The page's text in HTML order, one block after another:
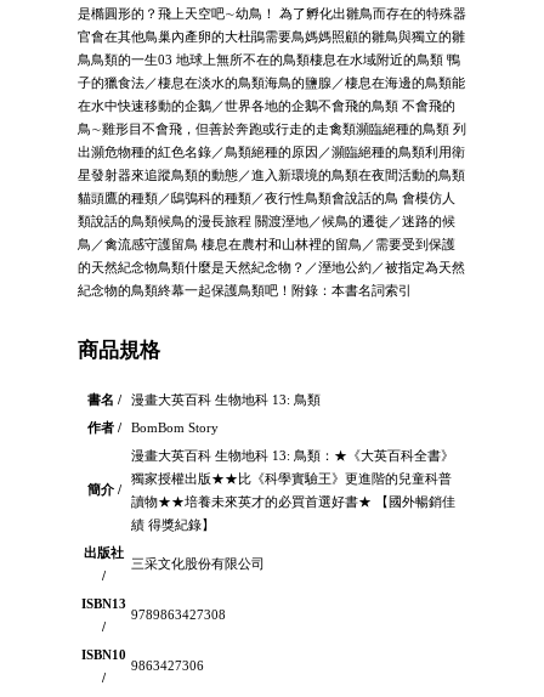
是橢圓形的？飛上天空吧∼幼鳥！ 為了孵化出雛鳥而存在的特殊器
官會在其他鳥巢內產卵的大杜鵑需要鳥媽媽照顧的雛鳥與獨立的雛
鳥鳥類的一生03 地球上無所不在的鳥類棲息在水域附近的鳥類 鴨
子的獵食法／棲息在淡水的鳥類海鳥的鹽腺／棲息在海邊的鳥類能
在水中快速移動的企鵝／世界各地的企鵝不會飛的鳥類 不會飛的
鳥∼雞形目不會飛，但善於奔跑或行走的走禽類瀕臨絕種的鳥類 列
出瀕危物種的紅色名錄／鳥類絕種的原因／瀕臨絕種的鳥類利用衛
星發射器來追蹤鳥類的動態／進入新環境的鳥類在夜間活動的鳥類
貓頭鷹的種類／鴟鴞科的種類／夜行性鳥類會說話的鳥 會模仿人
類說話的鳥類候鳥的漫長旅程 關渡溼地／候鳥的遷徙／迷路的候
鳥／禽流感守護留鳥 棲息在農村和山林裡的留鳥／需要受到保護
的天然紀念物鳥類什麼是天然紀念物？／溼地公約／被指定為天然
紀念物的鳥類終幕一起保護鳥類吧！附錄：本書名詞索引
商品規格
書名 /
漫畫大英百科 生物地科 13: 鳥類
作者 /
BomBom Story
簡介 /
漫畫大英百科 生物地科 13: 鳥類：★《大英百科全書》
獨家授權出版★★比《科學實驗王》更進階的兒童科普
讀物★★培養未來英才的必買首選好書★ 【國外暢銷佳
績 得獎紀錄】
出版社
/
三采文化股份有限公司
ISBN13
/
9789863427308
ISBN10
/
9863427306